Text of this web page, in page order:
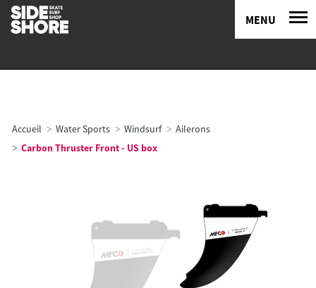
MENU
Accueil Water Sports Windsurf
Ailerons
Carbon Thruster Front - US box